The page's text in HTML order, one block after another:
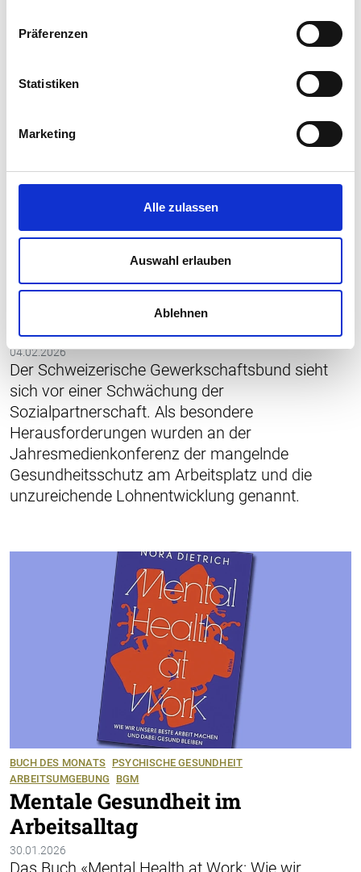
Präferenzen
Statistiken
Marketing
Alle zulassen
Auswahl erlauben
Ablehnen
ARBEITSUMGEBUNG ARBEITSZEIT
SGB fordert Ausweitung des
Gesundheitsschutzes am
Arbeitsplatz
04.02.2026
Der Schweizerische Gewerkschaftsbund sieht
sich vor einer Schwächung der
Sozialpartnerschaft. Als besondere
Herausforderungen wurden an der
Jahresmedienkonferenz der mangelnde
Gesundheitsschutz am Arbeitsplatz und die
unzureichende Lohnentwicklung genannt.
BUCH DES MONATS PSYCHISCHE GESUNDHEIT
ARBEITSUMGEBUNG
BGM
Mentale Gesundheit im
Arbeitsalltag
30.01.2026
Das Buch «Mental Health at Work: Wie wir